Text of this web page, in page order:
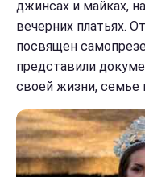
джинсах и майках,
вечерних платьях.
посвящен
представили
своей жизни, семье